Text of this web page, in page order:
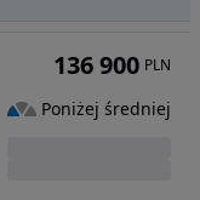
136 900 PLN
Poniżej średniej